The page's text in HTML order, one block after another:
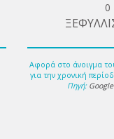
0
Αφορά στο άνοιγμα
για την χρονική
Πηγή: